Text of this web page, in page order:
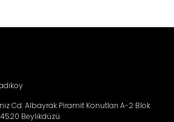
Cd. Albayrak Piramit Konutları A-2 Blok
Beylikdüzü